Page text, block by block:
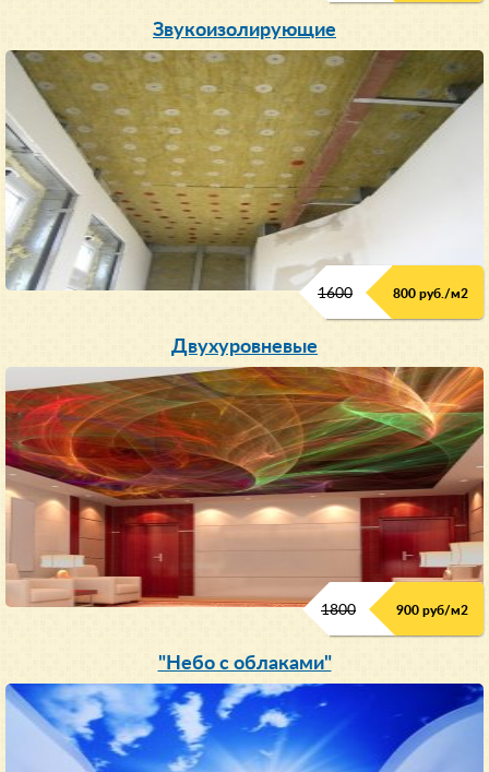
Звукоизолирующие
1600 800 руб./м2
Двухуровневые
1800 900 руб/м2
"Небо с облаками"